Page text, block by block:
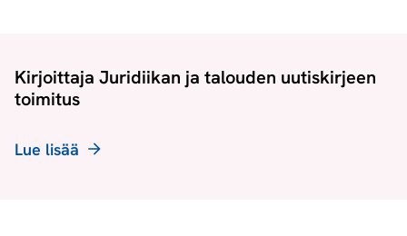
Kirjoittaja Juridiikan ja talouden uutiskirjeen
toimitus
Lue lisää